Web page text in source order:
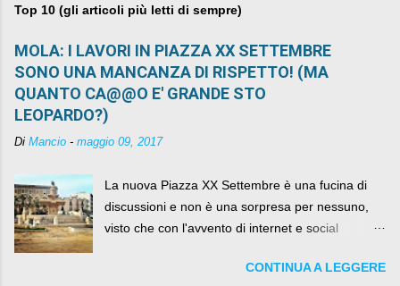
Top 10 (gli articoli più letti di sempre)
MOLA: I LAVORI IN PIAZZA XX SETTEMBRE
SONO UNA MANCANZA DI RISPETTO! (MA
QUANTO CA@@O E' GRANDE STO
LEOPARDO?)
Di Mancio - maggio 09, 2017
La nuova Piazza XX Settembre è una fucina di
discussioni e non è una sorpresa per nessuno,
visto che con l'avvento di internet e social
sua lasciandone anche traccia scritta nel web.
CONTINUA A LEGGERE